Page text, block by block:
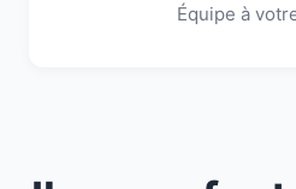
Équipe à